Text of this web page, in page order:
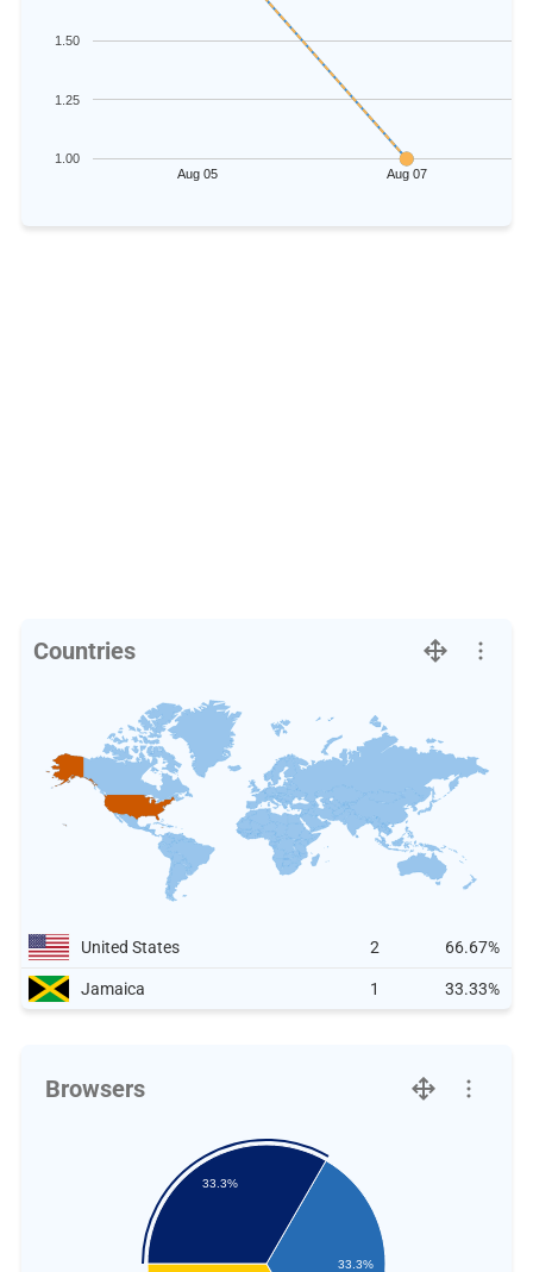
Aug 05 Aug 07
1.00
1.25
1.50
Countries
United States 2 66.67%
Jamaica 1 33.33%
Browsers
33.3%
33.3%